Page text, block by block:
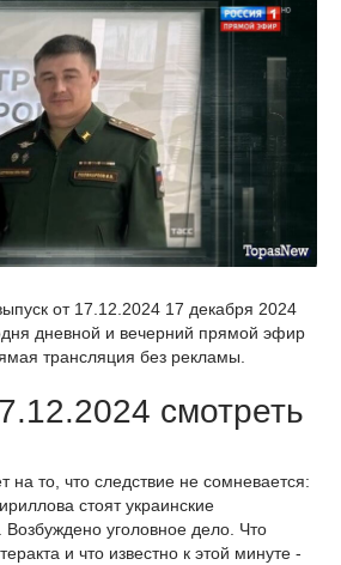
от 17.12.2024 17 декабря 2024
дневной и вечерний прямой эфир
трансляция без рекламы.
смотреть
на то, что следствие не сомневается:
стоят украинские
уголовное дело. Что
и что известно к этой минуте -